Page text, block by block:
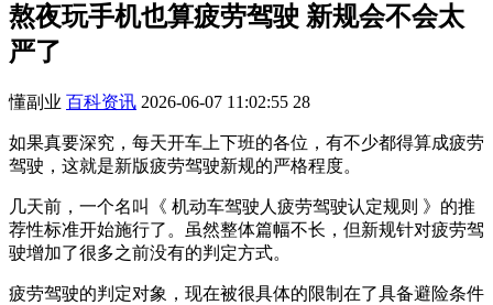
熬夜玩手机也算疲劳驾驶 新规会不会太
严了
懂副业 百科资讯 2026-06-07 11:02:55 28
如果真要深究，每天开车上下班的各位，有不少都得算成疲劳
驾驶，这就是新版疲劳驾驶新规的严格程度。
几天前，一个名叫《 机动车驾驶人疲劳驾驶认定规则 》的推
荐性标准开始施行了。虽然整体篇幅不长，但新规针对疲劳驾
驶增加了很多之前没有的判定方式。
疲劳驾驶的判定对象，现在被很具体的限制在了具备避险条件